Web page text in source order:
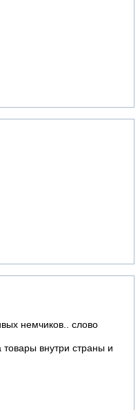
немчиков.. слово
внутри страны и